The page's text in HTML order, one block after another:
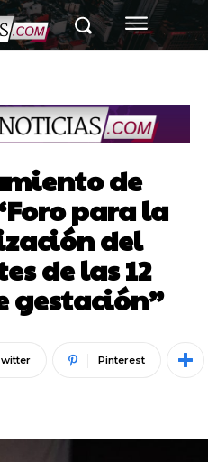
de
para la
del
de las 12
gestación”
Pinterest